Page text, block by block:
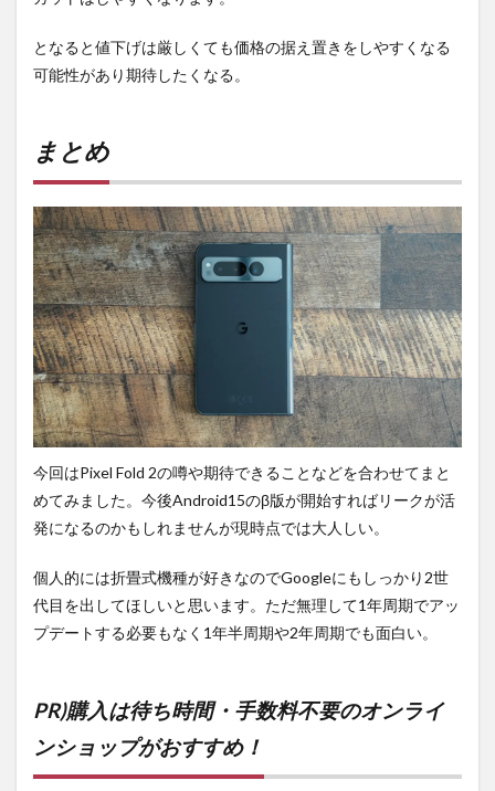
となると値下げは厳しくても価格の据え置きをしやすくなる
可能性があり期待したくなる。
まとめ
今回はPixel Fold 2の噂や期待できることなどを合わせてまと
めてみました。今後Android15のβ版が開始すればリークが活
発になるのかもしれませんが現時点では大人しい。
個人的には折畳式機種が好きなのでGoogleにもしっかり2世
代目を出してほしいと思います。ただ無理して1年周期でアッ
プデートする必要もなく1年半周期や2年周期でも面白い。
PR)購入は待ち時間・手数料不要のオンライ
ンショップがおすすめ！